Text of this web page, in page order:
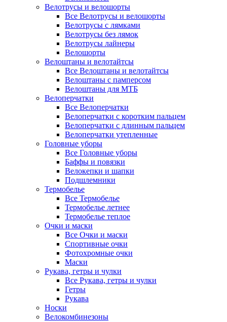
Велотрусы и велошорты
Все Велотрусы и велошорты
Велотрусы с лямками
Велотрусы без лямок
Велотрусы лайнеры
Велошорты
Велоштаны и велотайтсы
Все Велоштаны и велотайтсы
Велоштаны с памперсом
Велоштаны для МТБ
Велоперчатки
Все Велоперчатки
Велоперчатки с коротким пальцем
Велоперчатки с длинным пальцем
Велоперчатки утепленные
Головные уборы
Все Головные уборы
Баффы и повязки
Велокепки и шапки
Подшлемники
Термобелье
Все Термобелье
Термобелье летнее
Термобелье теплое
Очки и маски
Все Очки и маски
Спортивные очки
Фотохромные очки
Маски
Рукава, гетры и чулки
Все Рукава, гетры и чулки
Гетры
Рукава
Носки
Велокомбинезоны